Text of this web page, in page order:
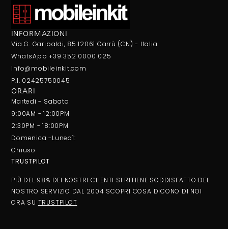
INFORMAZIONI
Via G. Garibaldi, 85 12061 Carrù (CN) - Italia
WhatsApp +39 352 0000 025
info@mobileinkit.com
P.I. 02425750045
ORARI
Martedi - Sabato
9:00AM - 12:00PM
2:30PM - 18:00PM
Domenica -Lunedì:
Chiuso
TRUSTPILOT
PIÙ DEL 98% DEI NOSTRI CLIENTI SI RITIENE SODDISFATTO DEL
NOSTRO SERVIZIO DAL 2004 SCOPRI COSA DICONO DI NOI
ORA SU TRUSTPILOT